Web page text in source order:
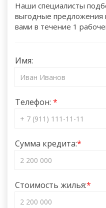
Наши специалисты
выгодные предложения
вами в течение 1
Имя:
Телефон:
Сумма кредита:
Стоимость жилья: